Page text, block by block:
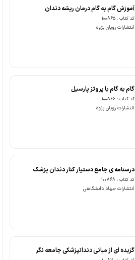
آموزش گام به گام درمان ریشه دندان
کد کتاب : 100865
انتشارات رویان پژوه
گام به گام با پروتز پارسیل
کد کتاب : 100866
انتشارات رویان پژوه
درسنامه ی جامع دستیار کنار دندان پزشک
کد کتاب : 100868
انتشارات جهاد دانشگاهی
گزیده ای از مبانی دندانپزشکی جامعه نگر